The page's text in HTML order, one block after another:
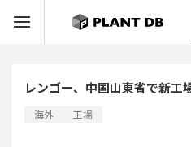
レンゴー、中国山東省で新工
海外 工場